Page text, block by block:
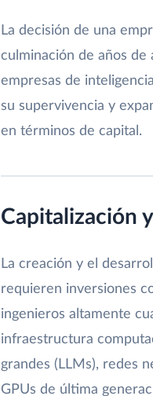
La decisión de una
culminación de años de
empresas de
su supervivencia y
en términos de capital.
Capitalización
La creación y el
requieren inversiones
ingenieros altamente
infraestructura
grandes (LLMs), redes
GPUs de última